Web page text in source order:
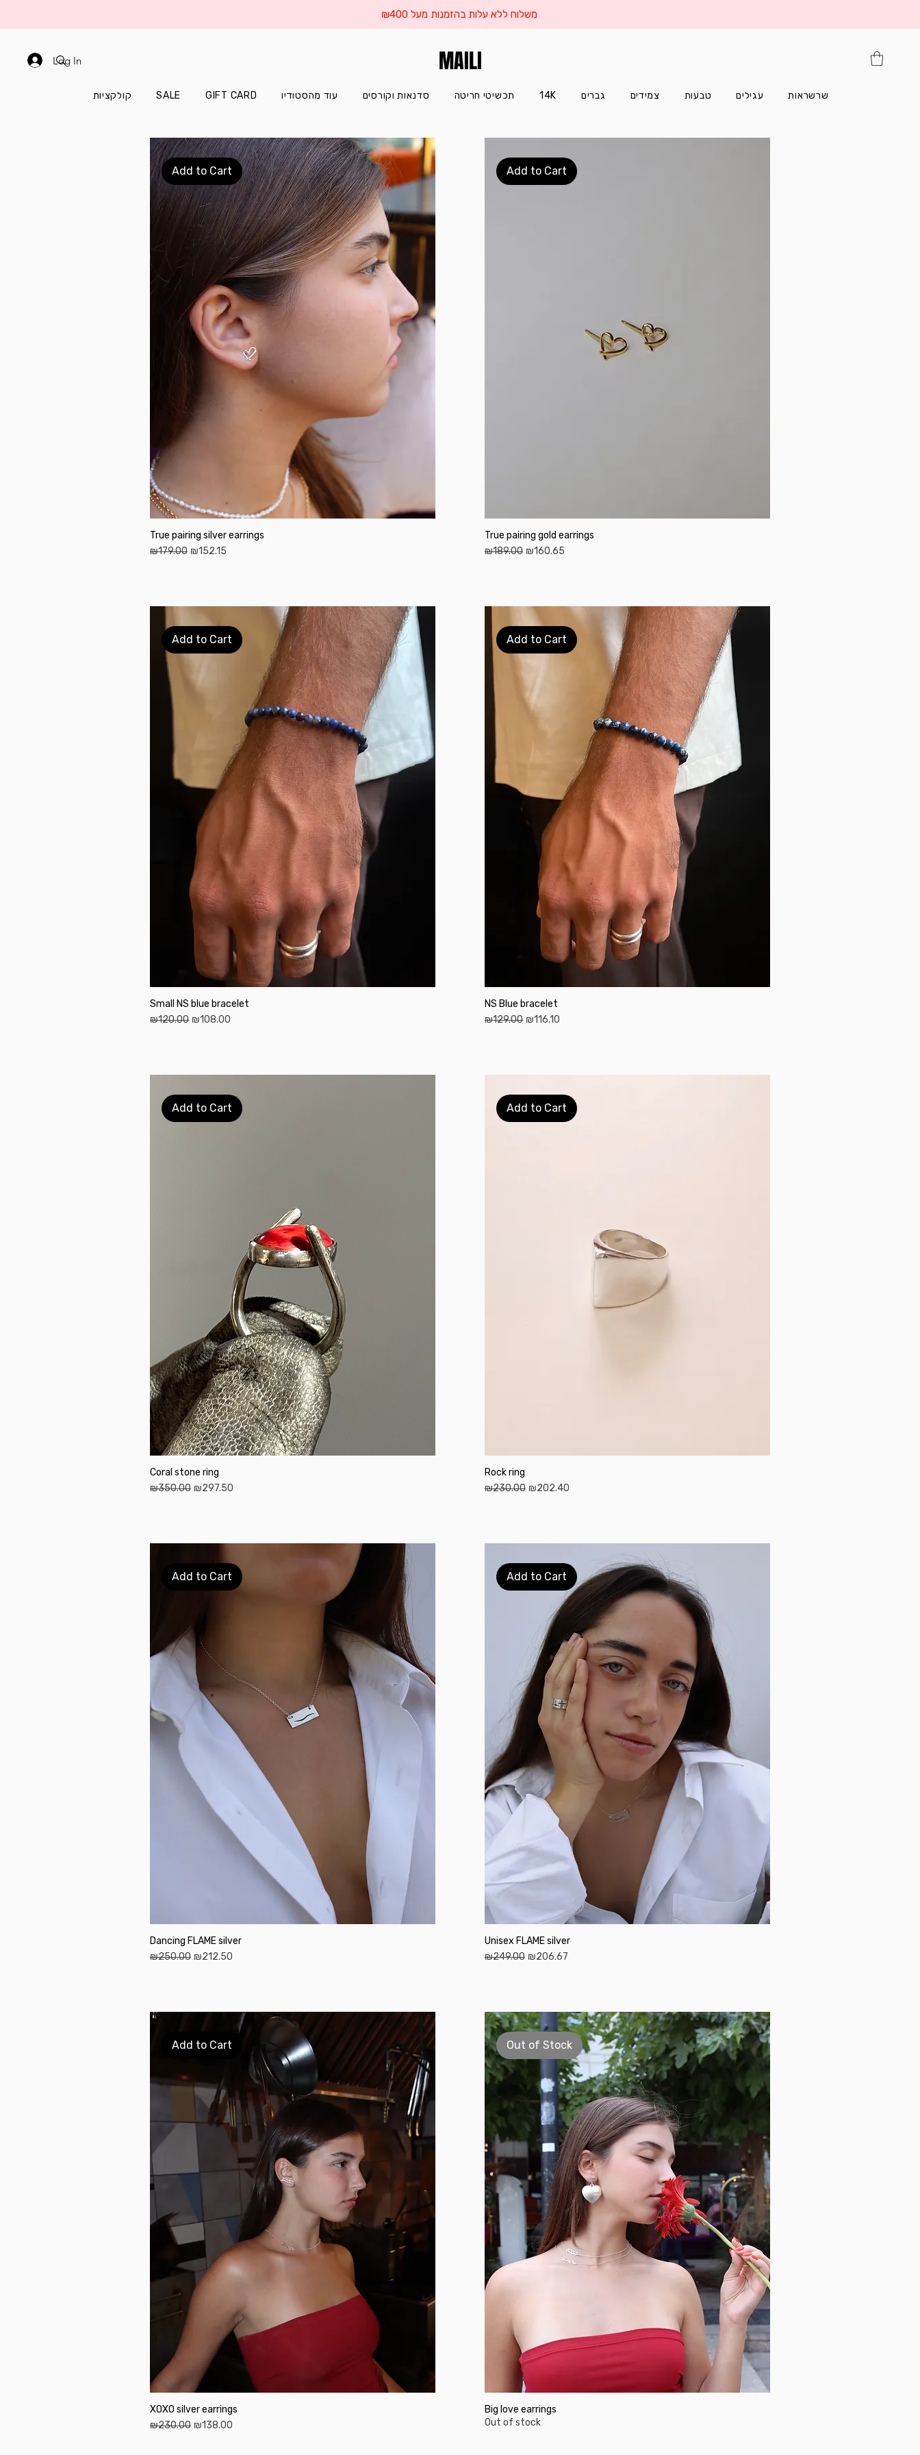
משלוח ללא עלות בהזמנות מעל ₪400
Log In MAILI
קולקציות SALE GIFT CARD עוד מהסטודיו סדנאות וקורסים תכשיטי חריטה 14K גברים צמידים טבעות עגילים שרשראות
Add to Cart
True pairing silver earrings
Regular Price
₪179.00 Sale Price
₪152.15
Add to Cart
True pairing gold earrings
Regular Price
₪189.00 Sale Price
₪160.65
Add to Cart
Small NS blue bracelet
Regular Price
₪120.00 Sale Price
₪108.00
Add to Cart
NS Blue bracelet
Regular Price
₪129.00 Sale Price
₪116.10
Add to Cart
Coral stone ring
Regular Price
₪350.00 Sale Price
₪297.50
Add to Cart
Rock ring
Regular Price
₪230.00 Sale Price
₪202.40
Add to Cart
Dancing FLAME silver
Regular Price
₪250.00 Sale Price
₪212.50
Add to Cart
Unisex FLAME silver
Regular Price
₪249.00 Sale Price
₪206.67
Add to Cart
XOXO silver earrings
Regular Price
₪230.00 Sale Price
₪138.00
Out of Stock
Big love earrings
Out of stock